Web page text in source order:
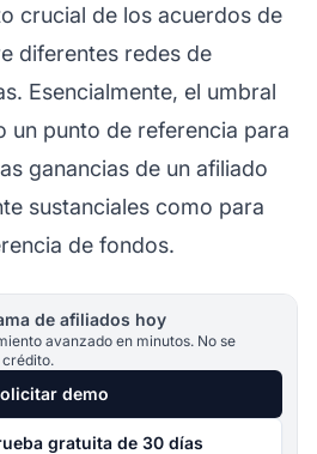
crucial de los acuerdos de
diferentes redes de
Esencialmente, el umbral
un punto de referencia para
ganancias de un afiliado
sustanciales como para
de fondos.
de afiliados hoy
avanzado en minutos. No se
demo
gratuita de 30 días